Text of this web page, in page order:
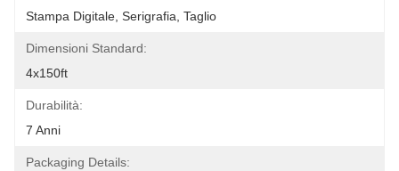
Stampa Digitale, Serigrafia, Taglio
Dimensioni Standard:
4x150ft
Durabilità:
7 Anni
Packaging Details: